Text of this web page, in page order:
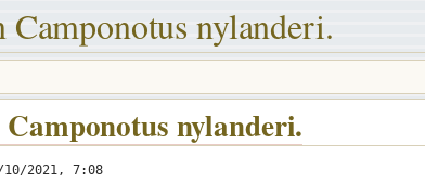
Camponotus nylanderi.
Camponotus nylanderi.
10/2021, 7:08